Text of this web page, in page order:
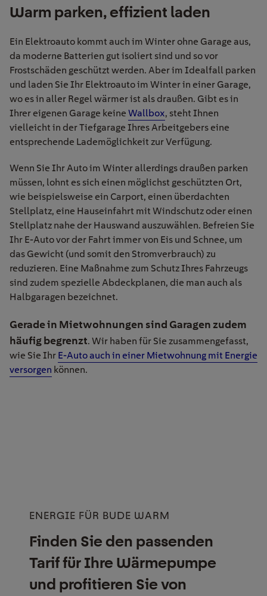
Warm parken, effizient laden
Ein Elektroauto kommt auch im Winter ohne Garage aus,
da moderne Batterien gut isoliert sind und so vor
Frostschäden geschützt werden. Aber im Idealfall parken
und laden Sie Ihr Elektroauto im Winter in einer Garage,
wo es in aller Regel wärmer ist als draußen. Gibt es in
Ihrer eigenen Garage keine Wallbox, steht Ihnen
vielleicht in der Tiefgarage Ihres Arbeitgebers eine
entsprechende Lademöglichkeit zur Verfügung.
Wenn Sie Ihr Auto im Winter allerdings draußen parken
müssen, lohnt es sich einen möglichst geschützten Ort,
wie beispielsweise ein Carport, einen überdachten
Stellplatz, eine Hauseinfahrt mit Windschutz oder einen
Stellplatz nahe der Hauswand auszuwählen. Befreien Sie
Ihr E-Auto vor der Fahrt immer von Eis und Schnee, um
das Gewicht (und somit den Stromverbrauch) zu
reduzieren. Eine Maßnahme zum Schutz Ihres Fahrzeugs
sind zudem spezielle Abdeckplanen, die man auch als
Halbgaragen bezeichnet.
Gerade in Mietwohnungen sind Garagen zudem
häufig begrenzt. Wir haben für Sie zusammengefasst,
wie Sie Ihr E-Auto auch in einer Mietwohnung mit Energie
versorgen können.
ENERGIE FÜR BUDE WARM
Finden Sie den passenden
Tarif für Ihre Wärmepumpe
und profitieren Sie von